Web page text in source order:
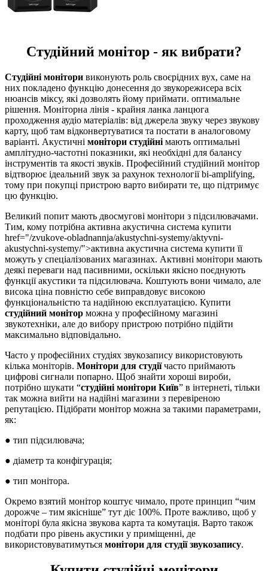
Студійний монітор - як вибрати?
Студійні монітори виконують роль своєрідних вух, саме на
них покладено функцію донесення до звукорежисера всіх
нюансів міксу, які дозволять йому приймати. оптимальне
рішення. Моніторна лінія - крайня ланка ланцюга
проходження аудіо матеріалів: від джерела звуку через звукову
карту, щоб там відконвертуватися та постати в аналоговому
варіанті. Акустичні монітори студійні мають оптимальні
амплітудно-частотні показники, які необхідні для балансу
інструментів та якості звуків. Професійний студійний монітор
відтворює ідеальний звук за рахунок технології bi-amplifying,
тому при покупці пристрою варто вибирати те, що підтримує
цю функцію.
Великий попит мають двосмугові монітори з підсилювачами.
Тим, кому потрібна активна акустична система купити
href="/zvukove-obladnannja/akustychni-systemy/aktyvni-
akustychni-systemy/">активна акустична система купити її
можуть у спеціалізованих магазинах. Активні монітори мають
деякі переваги над пасивними, оскільки якісно поєднують
функції акустики та підсилювача. Коштують вони чимало, але
висока ціна повністю себе виправдовує високою
функціональністю та надійною експлуатацією. Купити
студійний монітор можна у професійному магазині
звукотехніки, але до вибору пристрою потрібно підійти
максимально відповідально.
Часто у професійних студіях звукозапису використовують
кілька моніторів. Монітори для студіїчасто приймають
цифрові сигнали попарно. Щоб знайти хороші вироби,
потрібно шукати “студійні монітори Київ” в інтернеті, тільки
так можна вийти на надійні магазини з перевіреною
репутацією. Підібрати монітор можна за такими параметрами,
як:
● тип підсилювача;
● діаметр та конфігурація;
● тип монітора.
Окремо взятий монітор коштує чимало, проте принцип “чим
дорожче – тим якісніше” тут діє 100%. Проте важливо, щоб у
моніторі була якісна звукова карта та комутація. Варто також
подбати про рівень акустики у приміщенні, де
використовуватимуться монітори для студії звукозапису.